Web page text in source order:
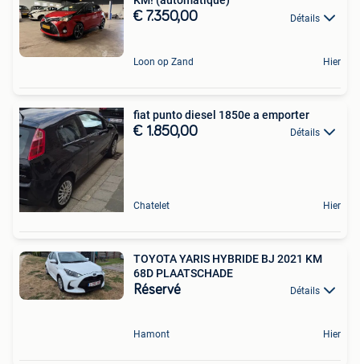
€ 7.350,00 Détails
Loon op Zand Hier
fiat punto diesel 1850e a emporter
€ 1.850,00 Détails
Chatelet Hier
TOYOTA YARIS HYBRIDE BJ 2021 KM
68D PLAATSCHADE
Réservé Détails
Hamont Hier